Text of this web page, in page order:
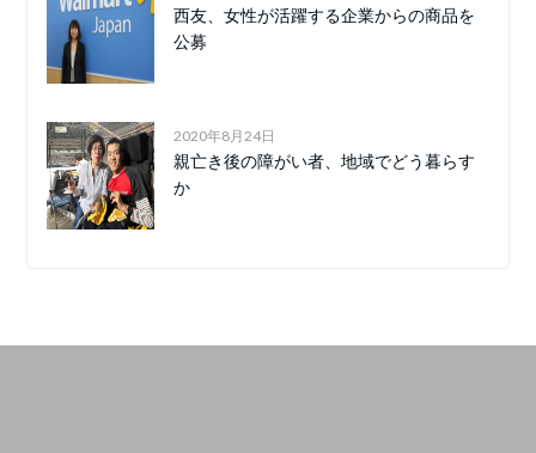
西友、女性が活躍する企業からの商品を
公募
2020年8月24日
親亡き後の障がい者、地域でどう暮らす
か